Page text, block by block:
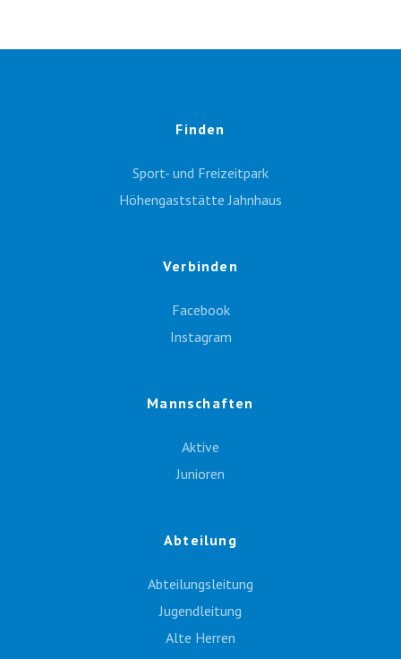
Finden
Sport- und Freizeitpark
Höhengaststätte Jahnhaus
Verbinden
Facebook
Instagram
Mannschaften
Aktive
Junioren
Abteilung
Abteilungsleitung
Jugendleitung
Alte Herren